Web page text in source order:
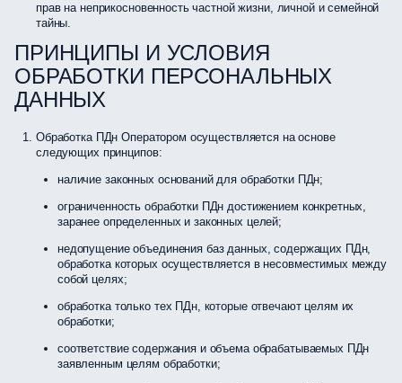
прав на неприкосновенность частной жизни, личной и семейной
тайны.
ПРИНЦИПЫ И УСЛОВИЯ
ОБРАБОТКИ ПЕРСОНАЛЬНЫХ
ДАННЫХ
Обработка ПДн Оператором осуществляется на основе
следующих принципов:
наличие законных оснований для обработки ПДн;
ограниченность обработки ПДн достижением конкретных,
заранее определенных и законных целей;
недопущение объединения баз данных, содержащих ПДн,
обработка которых осуществляется в несовместимых между
собой целях;
обработка только тех ПДн, которые отвечают целям их
обработки;
соответствие содержания и объема обрабатываемых ПДн
заявленным целям обработки;